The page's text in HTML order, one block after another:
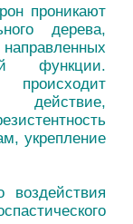
проникают
дерева,
функции.
действие,
укрепление
воздействия